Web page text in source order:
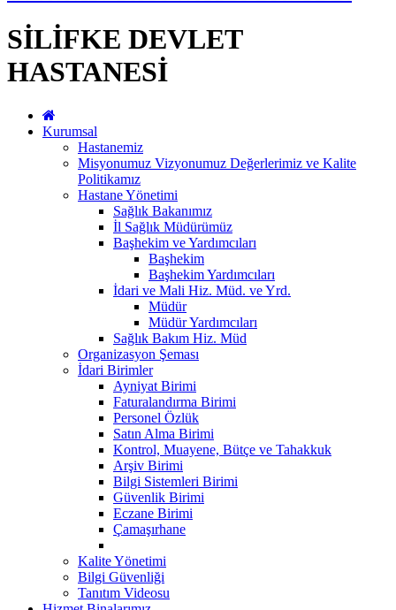
SİLİFKE DEVLET
HASTANESİ
Kurumsal
Hastanemiz
Misyonumuz Vizyonumuz Değerlerimiz ve Kalite
Politikamız
Hastane Yönetimi
Sağlık Bakanımız
İl Sağlık Müdürümüz
Başhekim ve Yardımcıları
Başhekim
Başhekim Yardımcıları
İdari ve Mali Hiz. Müd. ve Yrd.
Müdür
Müdür Yardımcıları
Sağlık Bakım Hiz. Müd
Organizasyon Şeması
İdari Birimler
Ayniyat Birimi
Faturalandırma Birimi
Personel Özlük
Satın Alma Birimi
Kontrol, Muayene, Bütçe ve Tahakkuk
Arşiv Birimi
Bilgi Sistemleri Birimi
Güvenlik Birimi
Eczane Birimi
Çamaşırhane
Kalite Yönetimi
Bilgi Güvenliği
Tanıtım Videosu